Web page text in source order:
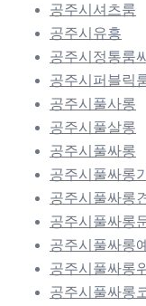
공주시셔츠룸
공주시유흥
공주시정통룸
공주시퍼블릭
공주시풀사롱
공주시풀살롱
공주시풀싸롱
공주시풀싸롱
공주시풀싸롱
공주시풀싸롱
공주시풀싸롱
공주시풀싸롱
공주시풀싸롱